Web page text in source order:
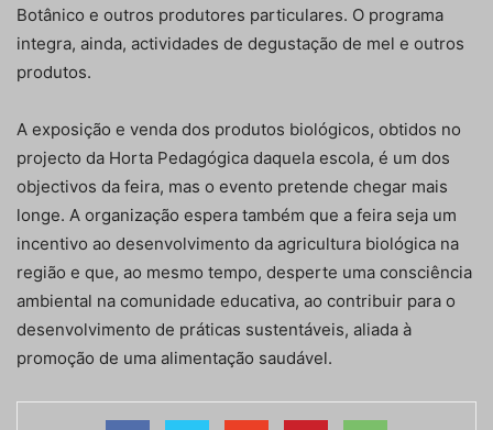
Botânico e outros produtores particulares. O programa
integra, ainda, actividades de degustação de mel e outros
produtos.
A exposição e venda dos produtos biológicos, obtidos no
projecto da Horta Pedagógica daquela escola, é um dos
objectivos da feira, mas o evento pretende chegar mais
longe. A organização espera também que a feira seja um
incentivo ao desenvolvimento da agricultura biológica na
região e que, ao mesmo tempo, desperte uma consciência
ambiental na comunidade educativa, ao contribuir para o
desenvolvimento de práticas sustentáveis, aliada à
promoção de uma alimentação saudável.